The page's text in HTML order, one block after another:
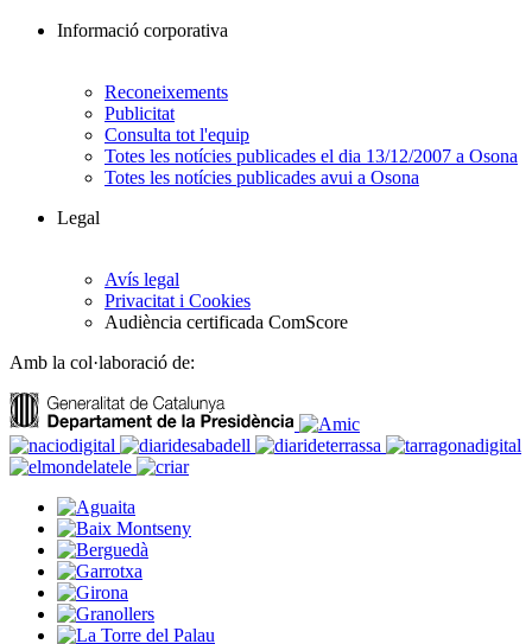
Informació corporativa
Reconeixements
Publicitat
Consulta tot l'equip
Totes les notícies publicades el dia 13/12/2007 a Osona
Totes les notícies publicades avui a Osona
Legal
Avís legal
Privacitat i Cookies
Audiència certificada ComScore
Amb la col·laboració de: